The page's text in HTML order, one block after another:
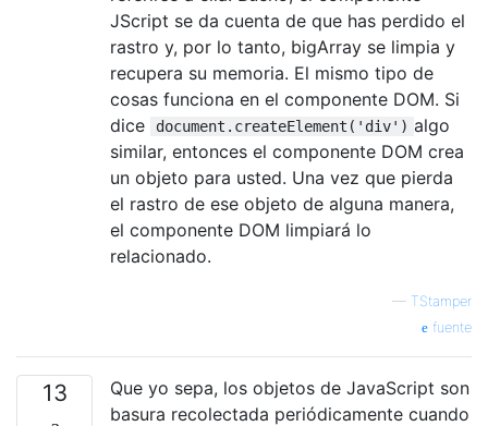
JScript se da cuenta de que has perdido el
rastro y, por lo tanto, bigArray se limpia y
recupera su memoria. El mismo tipo de
cosas funciona en el componente DOM. Si
dice
document.createElement('div') algo
similar, entonces el componente DOM crea
un objeto para usted. Una vez que pierda
el rastro de ese objeto de alguna manera,
el componente DOM limpiará lo
relacionado.
— TStamper
fuente
13
Que yo sepa, los objetos de JavaScript son
basura recolectada periódicamente cuando